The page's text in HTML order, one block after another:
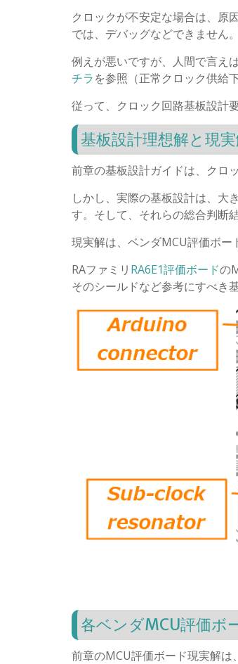
クロックが不安定な場合は、原
では、デバッグなどできません。
例えが悪いですが、人間で言え
チラを参照（正常クロック供給
従って、クロック回路基板設計
基板設計理想解と現
前章の基板設計ガイドは、クロ
しかし、実際の基板設計は、大
す。そして、それらの総合判断
現実解は、ベンダMCU評価ボー
RAファミリ RA6E1評価ボードの
そのシールドなど参考にすべき
各ベンダMCU評価ボ
前章のMCU評価ボード現実解は